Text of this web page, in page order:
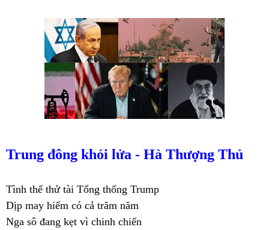
Trung đông khói lửa - Hà Thượng Thủ
Tình thế thử tài Tổng thống Trump
Dịp may hiếm có cả trăm năm
Nga sô đang kẹt vì chinh chiến